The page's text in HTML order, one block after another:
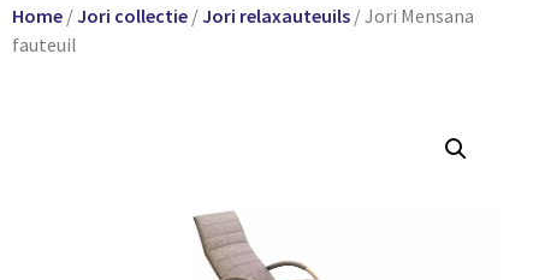
Home /Jori collectie /Jori relaxauteuils / Jori Mensana
fauteuil